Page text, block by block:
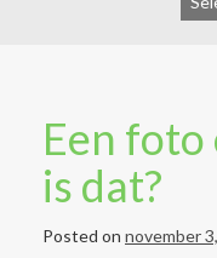
Een
is dat?
Posted on november